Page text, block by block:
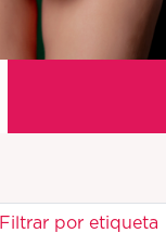
Filtrar por etiqueta